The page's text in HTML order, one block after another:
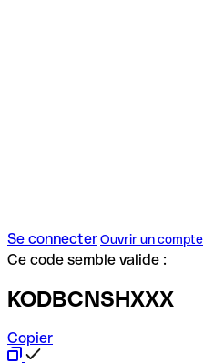
Se connecterOuvrir un compte
Ce code semble valide :
KODBCNSHXXX
Copier